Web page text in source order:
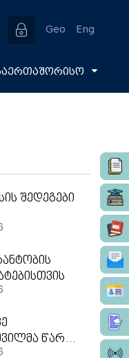
Geo Eng
შედეგები
მერებაშვილმა წარჩინებით დაასრულა ეტვოშ ლორანის უნივერსიტეტის სამაგისტრო პროგრამა